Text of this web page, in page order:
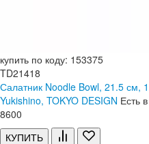
купить по коду: 153375
TD21418
Салатник Noodle Bowl, 21.5 см,
Yukishino, TOKYO DESIGN Есть
8600
КУПИТЬ